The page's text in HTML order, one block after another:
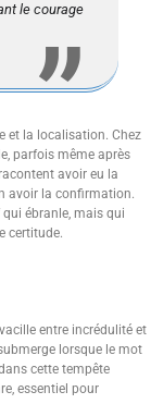
le courage
et la localisation. Chez
parfois même après
avoir eu la
avoir la confirmation.
ébranle, mais qui
certitude.
entre incrédulité et
lorsque le mot
cette tempête
essentiel pour